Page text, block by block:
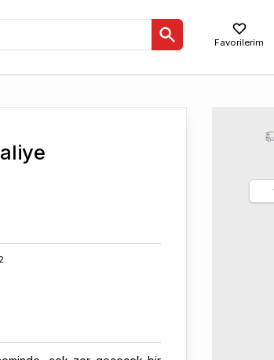
Favorilerim